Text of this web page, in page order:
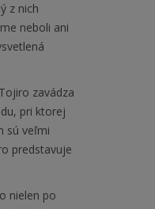
z nich
neboli ani
zavádza
pri ktorej
sú veľmi
predstavuje
nielen po